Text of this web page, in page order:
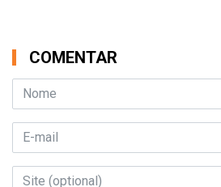
COMENTAR